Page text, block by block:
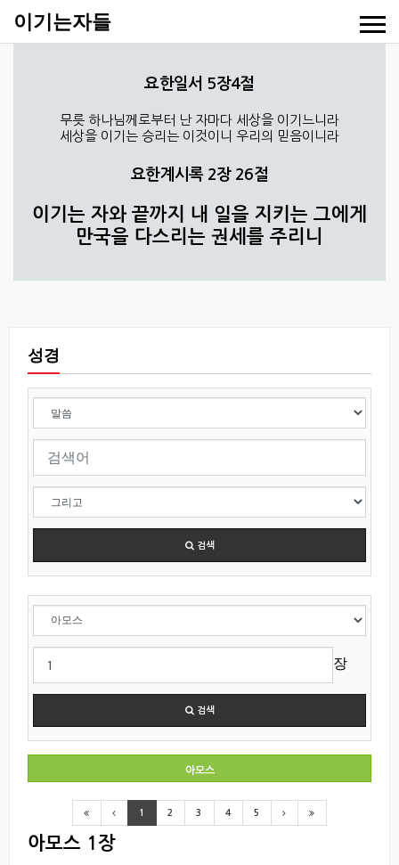
이기는자들
요한일서 5장4절
무릇 하나님께로부터 난 자마다 세상을 이기느니라
세상을 이기는 승리는 이것이니 우리의 믿음이니라
요한계시록 2장 26절
이기는 자와 끝까지 내 일을 지키는 그에게
만국을 다스리는 권세를 주리니
성경
검색
장
검색
아모스
1 2 3 4 5
아모스 1장